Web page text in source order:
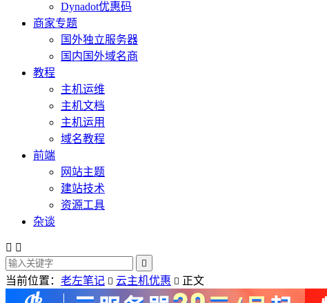
Dynadot优惠码
商家专题
国外独立服务器
国内国外域名商
教程
主机运维
主机文档
主机运用
域名教程
前端
网站主题
建站技术
资源工具
杂谈
 

当前位置： 老左笔记  云主机优惠  正文